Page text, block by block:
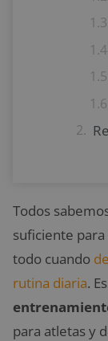
Todos
suficiente
todo cuando
rutina diaria.
para atletas y